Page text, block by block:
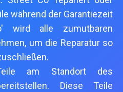
während der Garantiezeit
wird alle zumutbaren
um die Reparatur so
am Standort des
Diese Teile